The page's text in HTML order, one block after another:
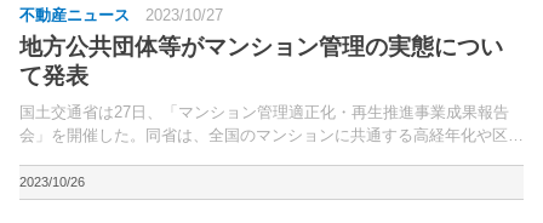
不動産ニュース 2023/10/27
地方公共団体等がマンション管理の実態につい
て発表
国土交通省は27日、「マンション管理適正化・再生推進事業成果報告
会」を開催した。同省は、全国のマンションに共通する高経年化や区分
理組合の活動を支援する法人等によるマンションの管理適...
2023/10/26